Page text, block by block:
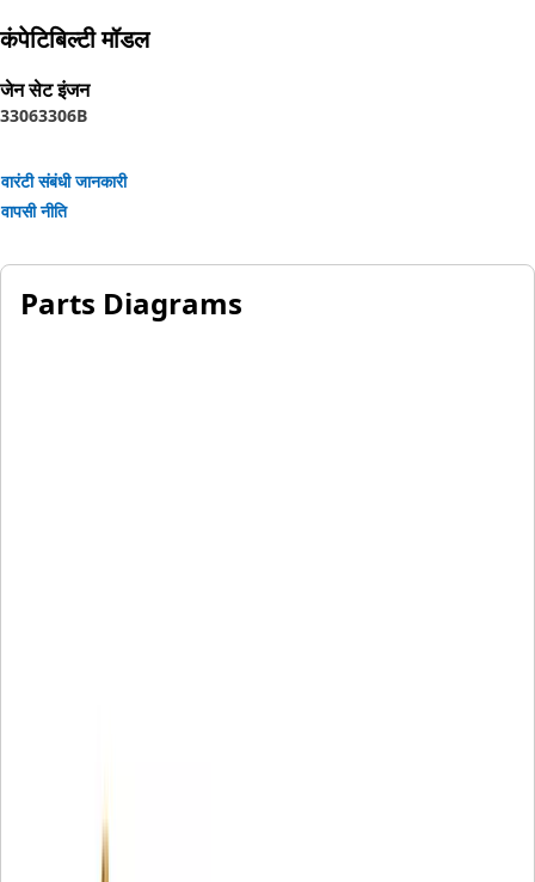
कंपेटिबिल्टी मॉडल
जेन सेट इंजन
33063306B
वारंटी संबंधी जानकारी
वापसी नीति
Parts Diagrams